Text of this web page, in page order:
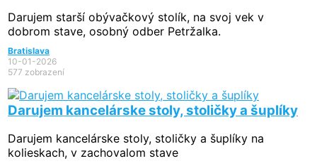
Darujem starší obývačkový stolík, na svoj vek v
dobrom stave, osobný odber Petržalka.
Bratislava
10-01-2026
577 zobrazení
Darujem kancelárske stoly, stoličky a šuplíky
Darujem kancelárske stoly, stoličky a šuplíky na
kolieskach, v zachovalom stave